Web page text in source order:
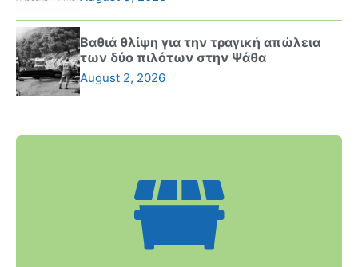
Βαθιά θλίψη για την τραγική απώλεια
των δύο πιλότων στην Ψάθα
August 2, 2026